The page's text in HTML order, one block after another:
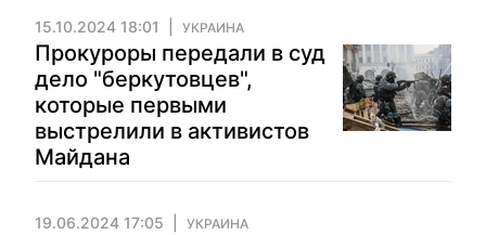
15.10.2024 18:01 УКРАИНА
Прокуроры передали в суд
дело "беркутовцев",
которые первыми
выстрелили в активистов
Майдана
19.06.2024 17:05 УКРАИНА